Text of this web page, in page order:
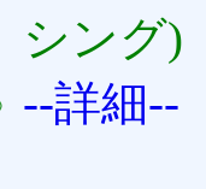
シング)
--詳細--